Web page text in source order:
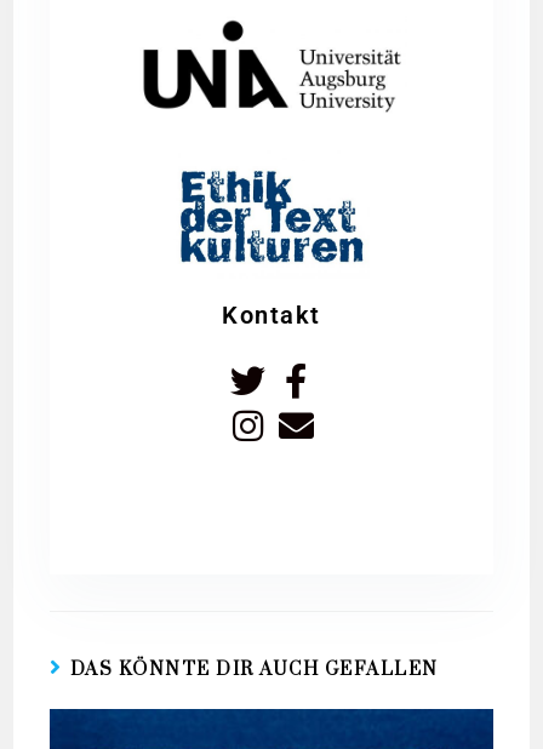
Kontakt
DAS KÖNNTE DIR AUCH GEFALLEN